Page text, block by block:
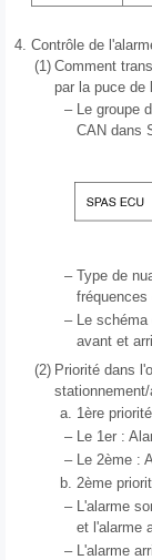
4. Contrôle de
(1) Comment
par la puce de
–
Le groupe
CAN dans
– Type de
fréquences
–
Le
avant et
(2) Priorité dans
a. 1ère
–
Le 1er :
–
Le 2ème :
b. 2ème
–
L'alarme
et l'alarme
–
L'alarme